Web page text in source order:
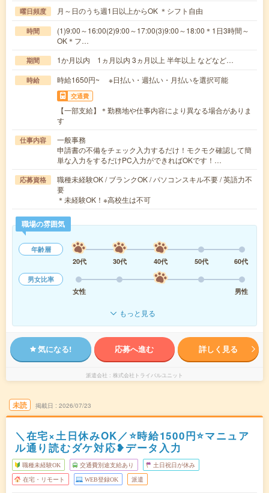
曜日頻度 月～日のうち週1日以上からOK ＊シフト自由
時間
(1)9:00～16:00(2)9:00～17:00(3)9:00～18:00＊1日3時間～
OK＊フ…
期間 1か月以内 1ヵ月以内 3ヵ月以上 半年以上 などなど…
時給 時給1650円~ ※日払い・週払い・月払いを選択可能
交通費
【一部支給】＊勤務地や仕事内容により異なる場合がありま
す
仕事内容
一般事務
申請書の不備をチェック入力するだけ！モクモク確認して簡
単な入力をするだけPC入力ができればOKです！…
応募資格
職種未経験OK / ブランクOK / パソコンスキル不要 / 英語力不
要
＊未経験OK！※高校生は不可
職場の雰囲気
年齢層
20代
30代 40代 50代
60代
男女比率
女性
男性
もっと見る
気になる! 応募へ進む 詳しく見る
派遣会社 株式会社トライバルユニット
未読 掲載日 2026/07/23
＼在宅×土日休みOK／⭐時給1500円⭐マニュア
ル通り読むダケ対応❥データ入力
職種未経験OK 交通費別途支給あり 土日祝日が休み
在宅・リモート WEB登録OK 派遣